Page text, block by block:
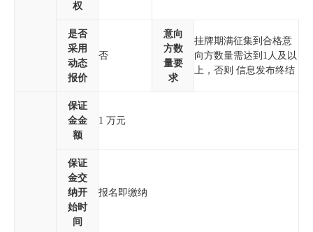
权
是否
采用
动态
报价
否
意向
方数
量要
求
挂牌期满征集到合格意
向方数量需达到1人及以
上，否则 信息发布终结
保证
金金
额
1 万元
保证
金交
纳开
始时
间
报名即缴纳